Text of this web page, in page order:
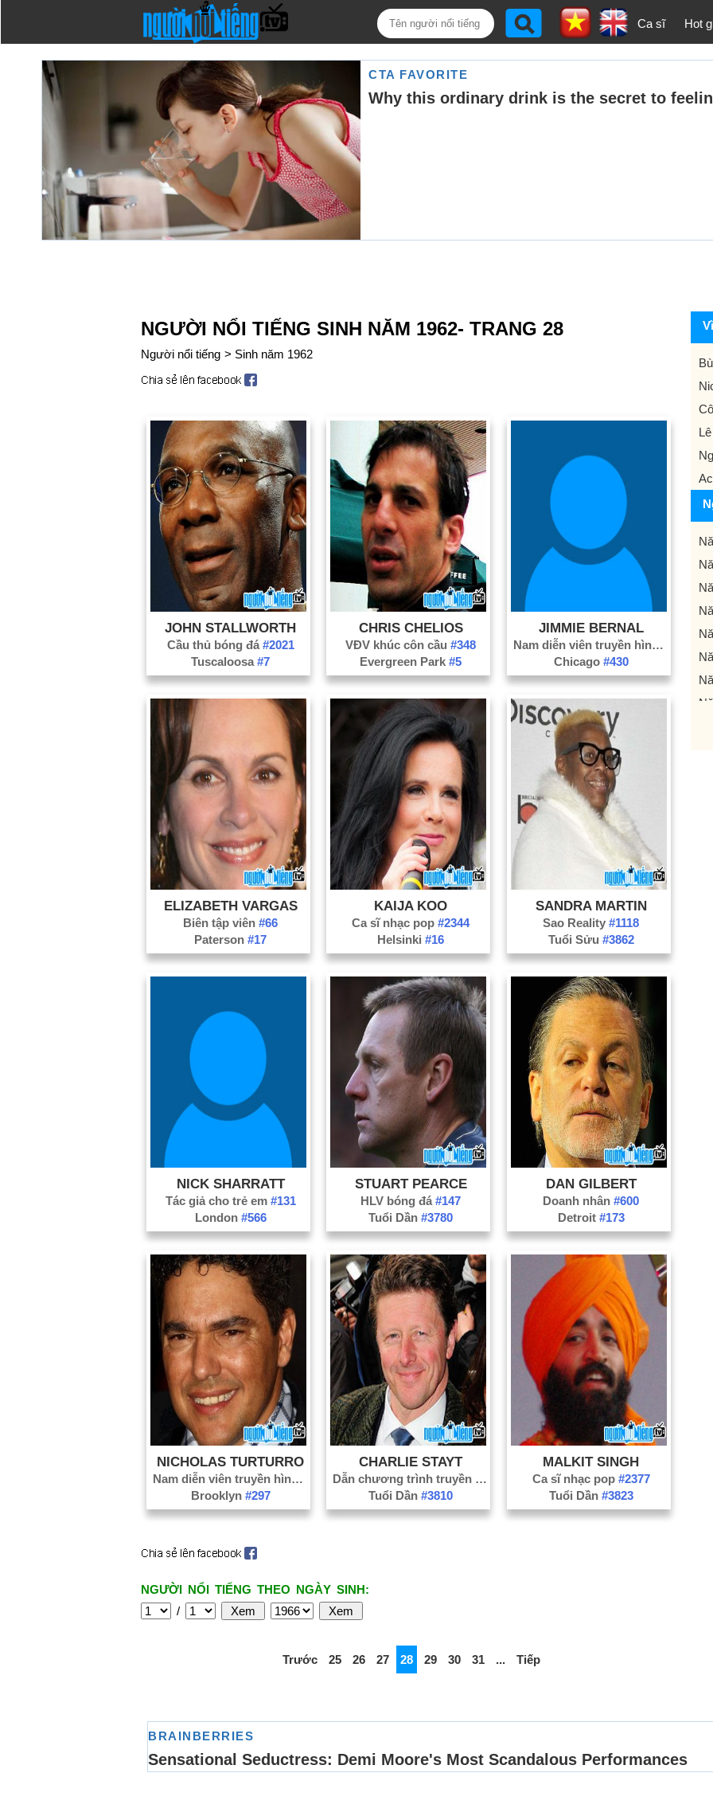
Ca sĩ Hot
NGƯỜI NỔI TIẾNG SINH NĂM 1962- TRANG 28
Người nổi tiếng > Sinh năm 1962
JOHN STALLWORTH
Cầu thủ bóng đá #2021
Tuscaloosa#7
CHRIS CHELIOS
VĐV khúc côn cầu#348
Evergreen Park#5
JIMMIE BERNAL
Nam diễn viên truyền hình#2764
Chicago #430
ELIZABETH VARGAS
Biên tập viên#66
Paterson#17
KAIJA KOO
Ca sĩ nhạc pop#2344
Helsinki#16
SANDRA MARTIN
Sao Reality#1118
Tuổi Sửu #3862
NICK SHARRATT
Tác giả cho trẻ em #131
London #566
STUART PEARCE
HLV bóng đá#147
Tuổi Dần#3780
DAN GILBERT
Doanh nhân#600
Detroit #173
NICHOLAS TURTURRO
Nam diễn viên truyền hình#2817
Brooklyn #297
CHARLIE STAYT
Dẫn chương trình truyền hình
Tuổi Dần#3810
MALKIT SINGH
Ca sĩ nhạc pop #2377
Tuổi Dần #3823
NGƯỜI NỔI TIẾNG THEO NGÀY SINH:
/
Trước 25 26 27 28 29 30 31 ... Tiếp